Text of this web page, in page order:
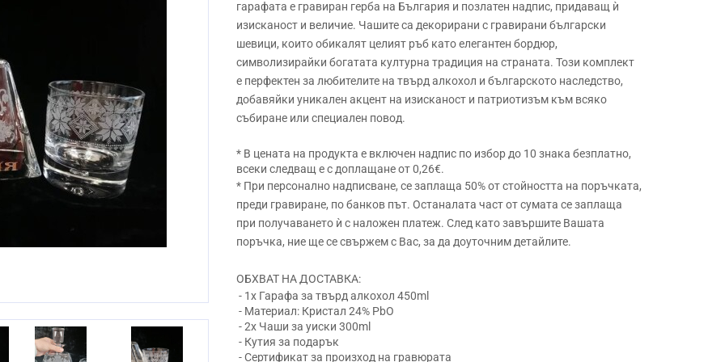
Next
гарафата е гравиран герба на България и позлатен надпис, придаващ ѝ
изисканост и величие. Чашите са декорирани с гравирани български
шевици, които обикалят целият ръб като елегантен бордюр,
символизирайки богатата културна традиция на страната. Този комплект
е перфектен за любителите на твърд алкохол и българското наследство,
добавяйки уникален акцент на изисканост и патриотизъм към всяко
събиране или специален повод.
* В цената на продукта е включен надпис по избор до 10 знака безплатно,
всеки следващ е с доплащане от 0,26€.
* При персонално надписване, се заплаща 50% от стойността на поръчката,
преди гравиране, по банков път. Останалата част от сумата се заплаща
при получаването ѝ с наложен платеж. След като завършите Вашата
поръчка, ние ще се свържем с Вас, за да доуточним детайлите.
ОБХВАТ НА ДОСТАВКА:
- 1x Гарафа за твърд алкохол 450ml
- Материал: Кристал 24% PbO
- 2x Чаши за уиски 300ml
- Кутия за подарък
- Сертификат за произход на гравюрата